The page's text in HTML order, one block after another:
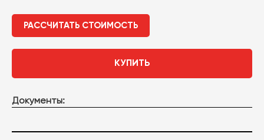
РАССЧИТАТЬ СТОИМОСТЬ
КУПИТЬ
Документы: